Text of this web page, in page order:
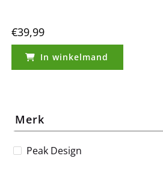
€39,99
In winkelmand
Merk
Peak Design